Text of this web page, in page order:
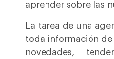
aprender sobre las
La tarea de una
toda información de
novedades,